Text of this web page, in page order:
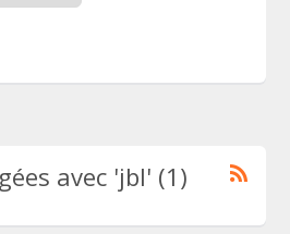
avec 'jbl' (1)